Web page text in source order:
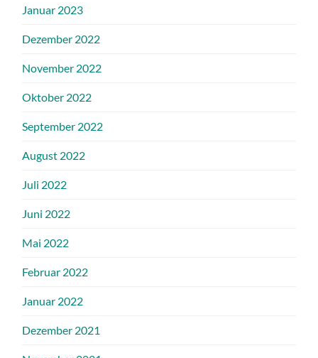
Januar 2023
Dezember 2022
November 2022
Oktober 2022
September 2022
August 2022
Juli 2022
Juni 2022
Mai 2022
Februar 2022
Januar 2022
Dezember 2021